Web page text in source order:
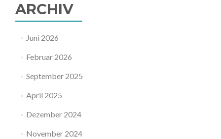
ARCHIV
Juni 2026
Februar 2026
September 2025
April 2025
Dezember 2024
November 2024